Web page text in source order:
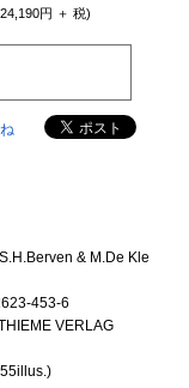
円 ＋ 税)
& M.De Kle
453-6
VERLAG